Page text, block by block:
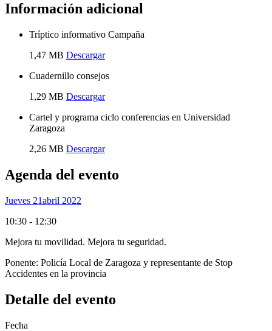
Información adicional
Tríptico informativo Campaña
1,47 MB Descargar
Cuadernillo consejos
1,29 MB Descargar
Cartel y programa ciclo conferencias en Universidad
Zaragoza
2,26 MB Descargar
Agenda del evento
Jueves 21Abril 2022
10:30 - 12:30
Mejora tu movilidad. Mejora tu seguridad.
Ponente: Policía Local de Zaragoza y representante de Stop
Accidentes en la provincia
Detalle del evento
Fecha